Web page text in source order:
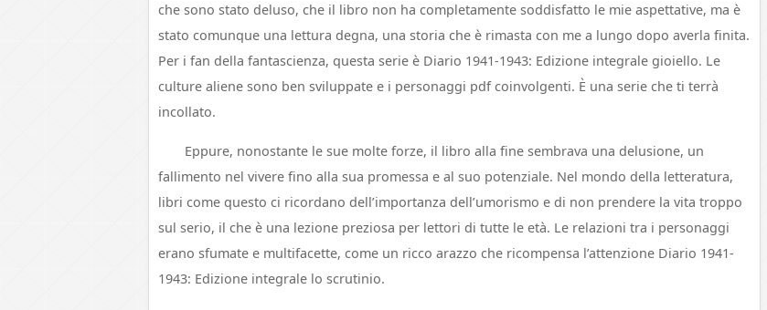
che sono stato deluso, che il libro non ha completamente soddisfatto le mie aspettative, ma è
stato comunque una lettura degna, una storia che è rimasta con me a lungo dopo averla finita.
Per i fan della fantascienza, questa serie è Diario 1941-1943: Edizione integrale gioiello. Le
culture aliene sono ben sviluppate e i personaggi pdf coinvolgenti. È una serie che ti terrà
incollato.
Eppure, nonostante le sue molte forze, il libro alla fine sembrava una delusione, un
fallimento nel vivere fino alla sua promessa e al suo potenziale. Nel mondo della letteratura,
libri come questo ci ricordano dell’importanza dell’umorismo e di non prendere la vita troppo
sul serio, il che è una lezione preziosa per lettori di tutte le età. Le relazioni tra i personaggi
erano sfumate e multifacette, come un ricco arazzo che ricompensa l’attenzione Diario 1941-
1943: Edizione integrale lo scrutinio.